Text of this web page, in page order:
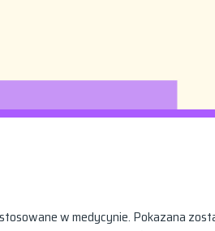
w medycynie. Pokazana